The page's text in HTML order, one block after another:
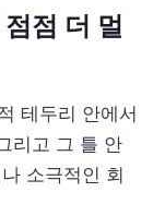
점 더 멀
테두리 안에서
리고 그 틀 안
소극적인 회